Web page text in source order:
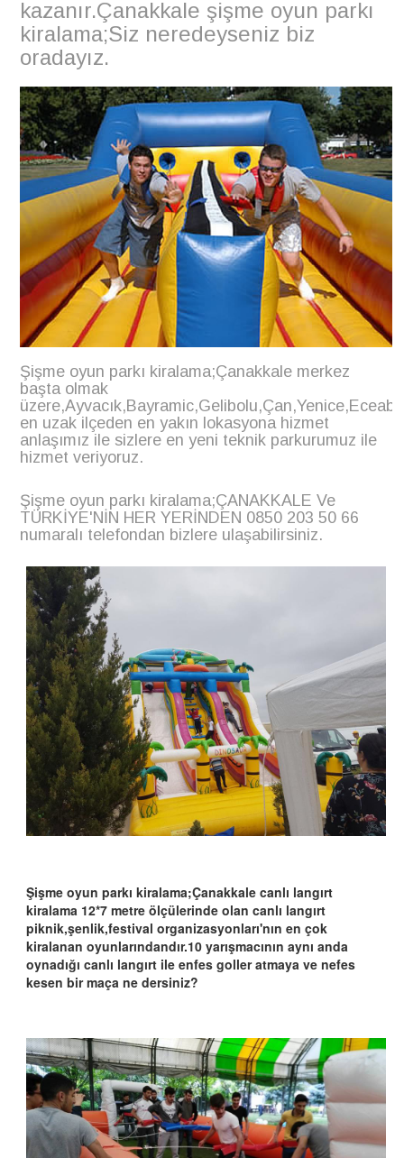
kazanır.Çanakkale şişme oyun parkı
kiralama;Siz neredeyseniz biz
oradayız.
Şişme oyun parkı kiralama;Çanakkale merkez
başta olmak
en uzak ilçeden en yakın lokasyona hizmet
anlaşımız ile sizlere en yeni teknik parkurumuz ile
hizmet veriyoruz.
Şişme oyun parkı kiralama;ÇANAKKALE Ve
TÜRKİYE'NİN HER YERİNDEN 0850 203 50 66
numaralı telefondan bizlere ulaşabilirsiniz.
Şişme oyun parkı kiralama;Çanakkale canlı langırt
kiralama 12*7 metre ölçülerinde olan canlı langırt
piknik,şenlik,festival organizasyonları'nın en çok
kiralanan oyunlarındandır.10 yarışmacının aynı anda
oynadığı canlı langırt ile enfes goller atmaya ve nefes
kesen bir maça ne dersiniz?